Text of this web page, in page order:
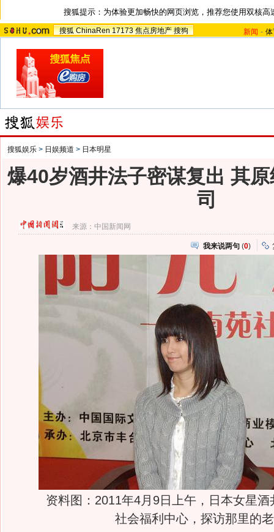
搜狐提示：为体验更加畅快的网页浏览，推荐您使用双核高
搜狐 ChinaRen 17173 焦点房地产 搜狗 新闻 -
搜狐娱乐 > 日娱频道 > 日本明星
爆40岁酒井法子密谋复出 其
司
来源： 中国新闻网
我来说两句 (0)
资料图：2011年4月9日上午，日本女星酒
社会福利中心，探访那里的